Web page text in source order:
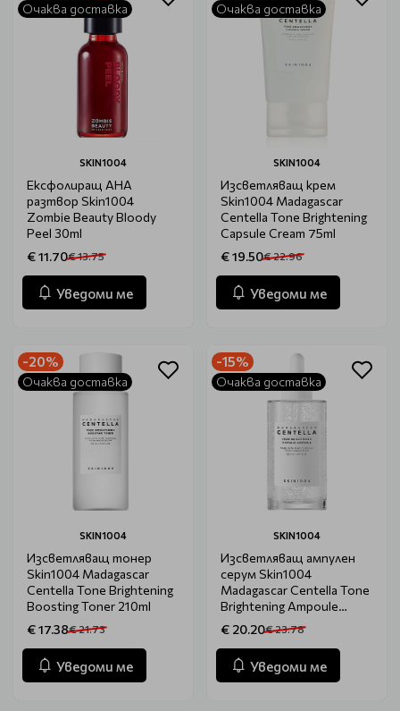
Очаква доставка
SKIN1004
Ексфолиращ AHA
разтвор Skin1004
Zombie Beauty Bloody
Peel 30ml
€ 11.70€ 13.75
Уведоми ме
Очаква доставка
SKIN1004
Изсветляващ крем
Skin1004 Madagascar
Centella Tone Brightening
Capsule Cream 75ml
€ 19.50€ 22.96
Уведоми ме
-20%
Очаква доставка
SKIN1004
Изсветляващ тонер
Skin1004 Madagascar
Centella Tone Brightening
Boosting Toner 210ml
€ 17.38€ 21.73
Уведоми ме
-15%
Очаква доставка
SKIN1004
Изсветляващ ампулен
серум Skin1004
Мadagascar Centella Tone
Brightening Ampoule
100ml
€ 20.20€ 23.78
Уведоми ме